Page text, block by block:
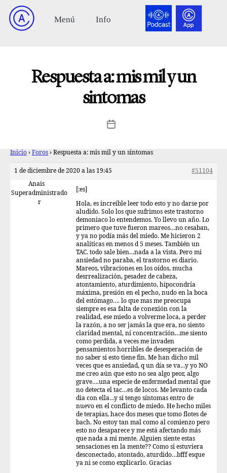
Respuesta a: mis mil y un
sintomas
Inicio › Foros › Respuesta a: mis mil y un sintomas
1 de diciembre de 2020 a las 19:45
#51104
Anais
Superadministrado
r
[:es]
Hola, es increíble leer todo esto y no darse por
aludido. Solo los que sufrimos este trastorno
demoniaco lo entendemos. Yo llevo un año. Lo
primero que tuve fueron mareos…no cesaban,
y ya no podía más del miedo. Me hicieron 2
analíticas en menos d 5 meses. También un
TAC. todo sale bien…nada a la vista. Pero mi
ansiedad no paraba, el trastorno es diario.
Mareos, vibraciones en los oídos, mucha
desrrealización, pesadez de cabeza,
atontamiento, aturdimiento, hipocondría
máxima, presión en el pecho, nudo en la boca
del estómago…. lo que mas me preocupa
siempre es esa falta de conexión con la
realidad, ese miedo a volverme loca, a perder
la razón, a no ser jamás la que era, no siento
claridad mental, ni concentración…me siento
como perdida, a veces me invaden
pensamientos horribles de desesperación de
no saber si esto tiene fin. Me han dicho mil
veces que es ansiedad, q un día se va…y yo NO
me creo aún que esto no sea algo peor, algo
grave….una especie de enfermedad mental que
no detecta el tac…es de locos. Me levanto cada
dia con ella…y si tengo síntomas entro de
nuevo en el conflicto de miedo. He hecho miles
de terapias, hace dos meses que tomo flotes de
bach. No estoy tan mal como al comienzo pero
esto no desaparece y me está afectando más
que nada a mi mente. Alguien siente estas
sensaciones en la mente?? Como si estuviera
desconectado, atontado, aturdido…bfff esque
ya ni se como explicarlo. Gracias